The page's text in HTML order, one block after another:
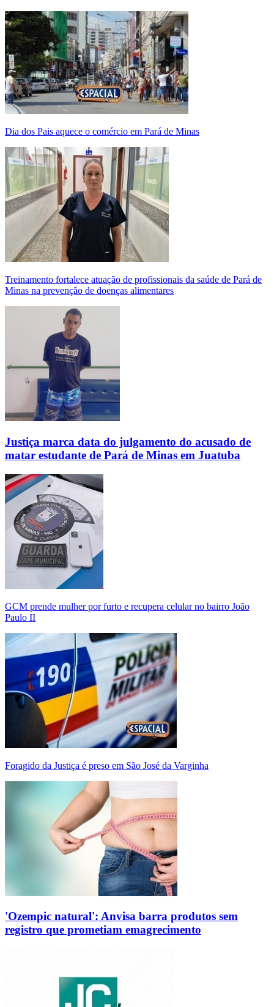
Dia dos Pais aquece o comércio em Pará de Minas
Treinamento fortalece atuação de profissionais da saúde de Pará de
Minas na prevenção de doenças alimentares
Justiça marca data do julgamento do acusado de
matar estudante de Pará de Minas em Juatuba
GCM prende mulher por furto e recupera celular no bairro João
Paulo II
Foragido da Justiça é preso em São José da Varginha
'Ozempic natural': Anvisa barra produtos sem
registro que prometiam emagrecimento